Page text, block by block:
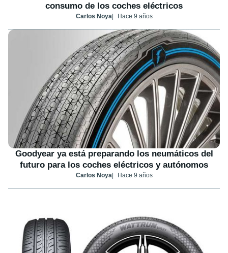
consumo de los coches eléctricos
Carlos Noya Hace 9 años
Goodyear ya está preparando los neumáticos del
futuro para los coches eléctricos y autónomos
Carlos Noya Hace 9 años